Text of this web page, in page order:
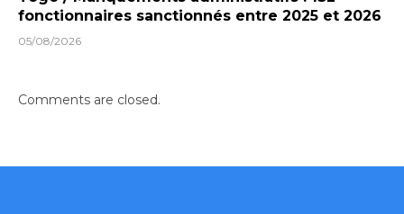
fonctionnaires sanctionnés entre 2025 et 2026
05/08/2026
Comments are closed.